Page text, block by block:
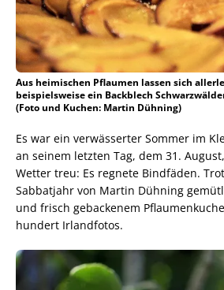
Aus heimischen Pflaumen lassen sich
beispielsweise ein Backblech
(Foto und Kuchen: Martin Dühning)
Es war ein verwässerter Sommer im
an seinem letzten Tag, dem 31.
Wetter treu: Es regnete Bindfäden.
Sabbatjahr von Martin Dühning
und frisch gebackenem
hundert Irlandfotos.